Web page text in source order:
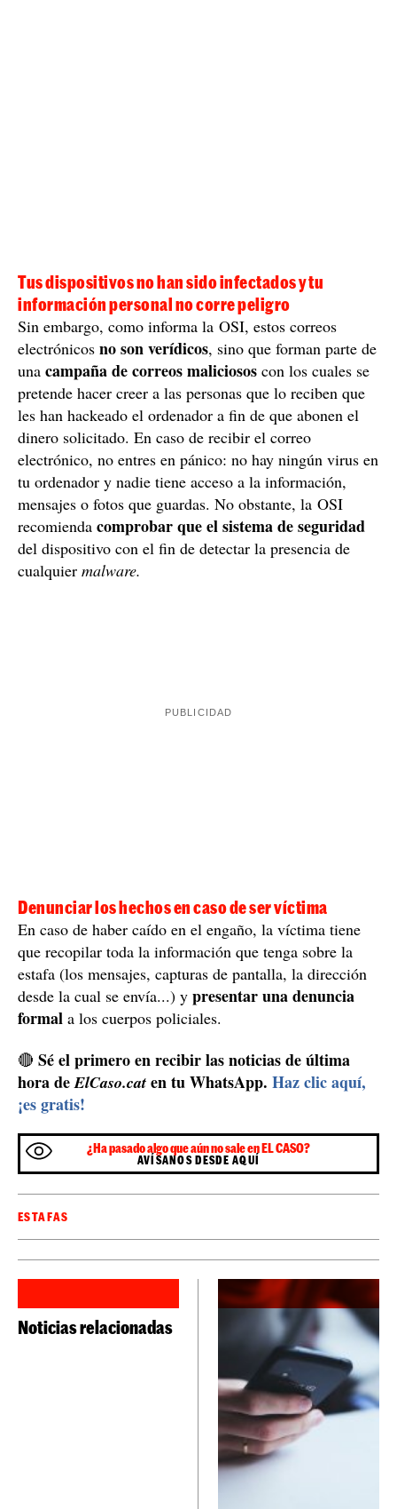
Tus dispositivos no han sido infectados y tu
información personal no corre peligro
Sin embargo, como informa la OSI, estos correos
electrónicosno son verídicos, sino que forman parte de
unacampaña de correos maliciososcon los cuales se
pretende hacer creer a las personas que lo reciben que
les han hackeado el ordenador a fin de que abonen el
dinero solicitado. En caso de recibir el correo
electrónico, no entres en pánico: no hay ningún virus en
tu ordenador y nadie tiene acceso a la información,
mensajes o fotos que guardas. No obstante, la OSI
recomiendacomprobar que el sistema de seguridad
del dispositivo con el fin de detectar la presencia de
Denunciar los hechos en caso de ser víctima
En caso de haber caído en el engaño, la víctima tiene
que recopilar toda la información que tenga sobre la
estafa (los mensajes, capturas de pantalla, la dirección
desde la cual se envía...) ypresentar una denuncia
🔴Sé el primero en recibir las noticias de última
hora deElCaso.cat
¡es gratis!
¿Ha pasado algo que aún no sale en EL CASO?
ESTAFAS